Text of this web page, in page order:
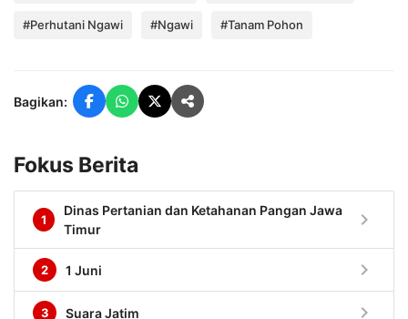
#Perhutani Ngawi #Ngawi #Tanam Pohon
Bagikan:
Fokus Berita
1
Dinas Pertanian dan Ketahanan Pangan Jawa
Timur
chevron_right
2 1 Juni chevron_right
3 Suara Jatim chevron_right